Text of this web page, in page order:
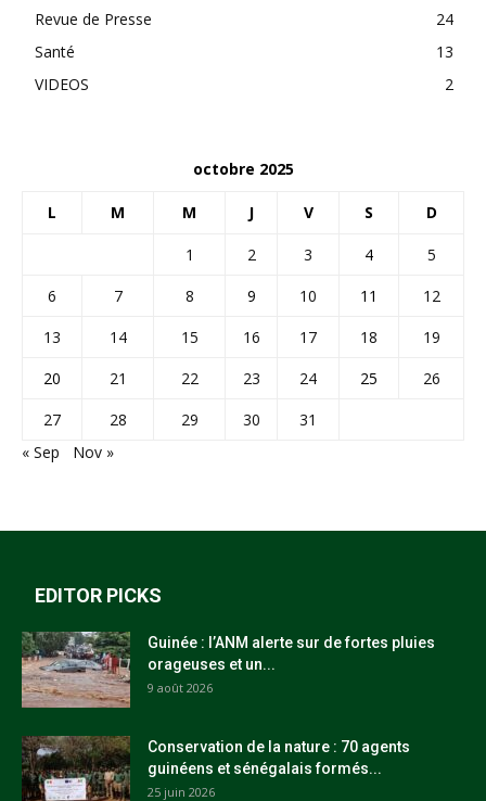
Revue de Presse
24
Santé
13
VIDEOS
2
octobre 2025
L M M J V S D
1 2 3 4
5
6
7 8 9 10 11
12
13
14 15 16 17 18
19
20
21 22 23 24 25
26
27
28 29 30
31
« Sep
Nov »
EDITOR PICKS
Guinée : l’ANM alerte sur de fortes pluies
orageuses et un...
9 août 2026
Conservation de la nature : 70 agents
guinéens et sénégalais formés...
25 juin 2026